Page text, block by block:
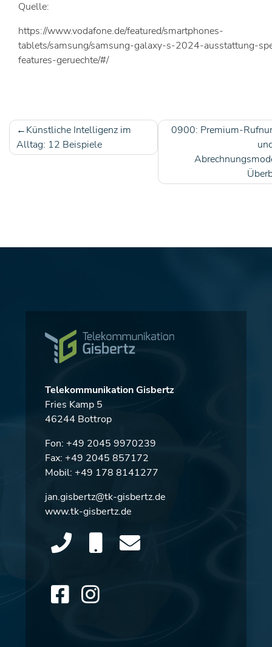
Quelle:
https://www.vodafone.de/featured/smartphones-
tablets/samsung/samsung-galaxy-s-2024-ausstattung-
features-geruechte/#/
Beitragsnavigation
Künstliche Intelligenz im
Alltag: 12 Beispiele
0900: Premium-
Telekommunikation Gisbertz
Fries Kamp 5
46244 Bottrop
Fon: +49 2045 9970239
Fax: +49 2045 857172
Mobil: +49 178 8141277
jan.gisbertz@tk-gisbertz.de
www.tk-gisbertz.de